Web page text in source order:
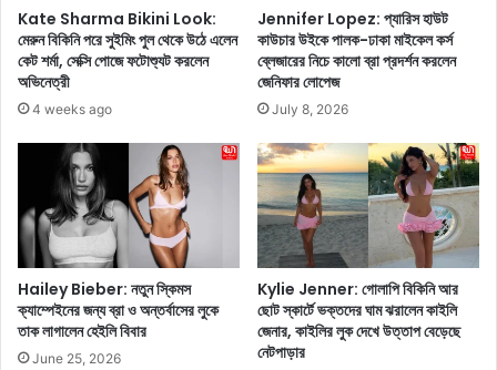
উ
পা
য়
জে
নে
Kate Sharma Bikini Look:
মেরুন বিকিনি পরে সুইমিং পুল থেকে উঠে এলেন
কেট শর্মা, সেক্সি পোজে ফটোশ্যুট করলেন
অভিনেত্রী
4 weeks ago
Jennifer Lopez: প্যারিস হাউট
কাউচার উইকে পালক-ঢাকা মাইকেল কর্স
ব্লেজারের নিচে কালো ব্রা প্রদর্শন করলেন
জেনিফার লোপেজ
July 8, 2026
Hailey Bieber: নতুন স্কিমস
ক্যাম্পেইনের জন্য ব্রা ও অন্তর্বাসের লুকে
তাক লাগালেন হেইলি বিবার
June 25, 2026
Kylie Jenner: গোলাপি বিকিনি আর
ছোট স্কার্টে ভক্তদের ঘাম ঝরালেন কাইলি
জেনার, কাইলির লুক দেখে উত্তাপ বেড়েছে
নেটপাড়ার